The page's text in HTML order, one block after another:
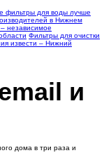
фильтры для воды лучше
в Нижнем
независимое
Фильтры для очистки
извести – Нижний
и
дома в три раза и